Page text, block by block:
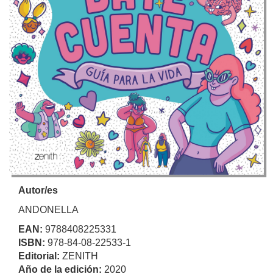
Autor/es
ANDONELLA
EAN: 9788408225331
ISBN: 978-84-08-22533-1
Editorial: ZENITH
Año de la edición: 2020